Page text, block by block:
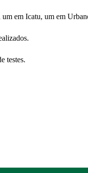
em Icatu, um em
testes.